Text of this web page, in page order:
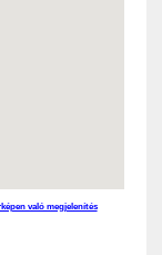
való megjelenítés